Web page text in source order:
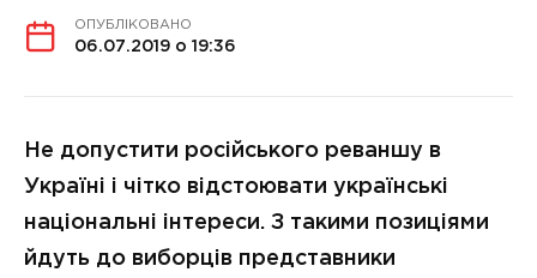
ОПУБЛІКОВАНО
06.07.2019 о 19:36
Не допустити російського реваншу в
Україні і чітко відстоювати українські
національні інтереси. З такими позиціями
йдуть до виборців представники